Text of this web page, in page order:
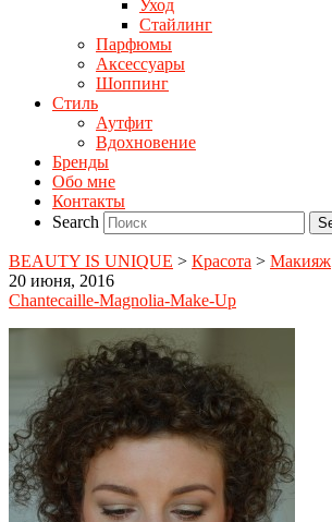
Уход
Стайлинг
Парфюмы
Аксессуары
Шоппинг
Стиль
Аутфит
Вдохновение
Бренды
Обо мне
Контакты
Search
BEAUTY IS UNIQUE > Красота > Макияж
20 июня, 2016
Chantecaille-Magnolia-Make-Up